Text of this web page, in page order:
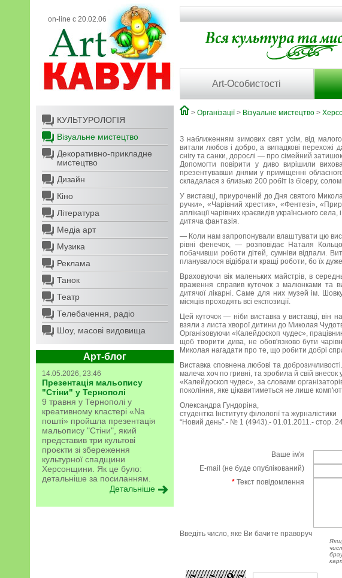
on-line с 20.02.06
Art-Особистості
КУЛЬТУРОЛОГІЯ
Візуальне мистецтво
Декоративно-прикладне
мистецтво
Дизайн
Кіно
Література
Медіа арт
Музика
Реклама
Танок
Театр
Телебачення, радіо
Шоу, масові видовища
Арт-блог
14.05.2026, 23:46
Презентація мальопису
"Стіни" у Тернополі
9 травня у Тернополі у
креативному кластері «Na
пошті» пройшла презентація
мальопису "Стіни", який
представив три культові
проєкти зі збереження
культурної спадщини
Херсонщини. Як це було:
детальніше за посиланням.
Детальніше
> Організації> Візуальне мистецтво >
З наближенням зимових свят усім, від
витали любов і добро, а випадкові перехожі
снігу та санки, дорослі — про сімейний
Допомогти повірити у диво вирішили
презентувавши днями у приміщенні
складалася з близько 200 робіт із бісеру,
У виставці, приуроченій до Дня святого
ручки», «Чарівний хрестик», «Фентезі»,
аплікації чарівних краєвидів українського
дитяча фантазія.
— Коли нам запропонували влаштувати цю
рівні фенечок, — розповідає Наталя
побачивши роботи дітей, сумніви відпали.
планувалося відібрати кращі роботи, бо їх
Враховуючи вік маленьких майстрів, в
враження справив куточок з малюнками та
дитячої лікарні. Саме для них музей ім.
місяців проходять всі експозиції.
Цей куточок — ніби виставка у виставці, він
взяли з листа хворої дитини до Миколая
Організовуючи «Калейдоскоп чудес»,
щоб творити дива, не обов'язково бути
Миколая нагадати про те, що робити добрі
Виставка сповнена любові та
малеча хоч по гривні, та зробила й свій внесок
«Калейдоскоп чудес», за словами
покоління, яке цікавитиметься не лише
Олександра Гундоріна,
студентка Інституту філології та журналістики
“Новий день”.- № 1 (4943).- 01.01.2011.- стор.
Ваше ім'я
E-mail (не буде опублікований)
* Текст повідомлення
Введіть число, яке Ви бачите праворуч